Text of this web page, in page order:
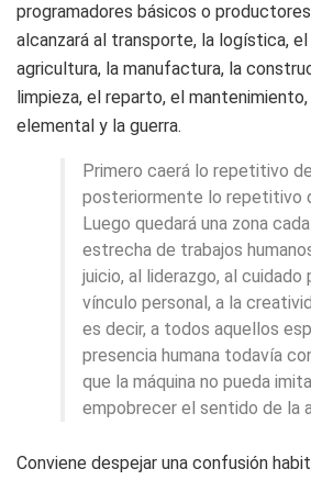
programadores básicos o
alcanzará al transporte, la logística,
agricultura, la manufactura, la
limpieza, el reparto, el
elemental y la guerra.
Primero caerá lo repetitivo
posteriormente lo repetitivo
Luego quedará una zona
estrecha de trabajos
juicio, al liderazgo, al cuidado
vínculo personal, a la
es decir, a todos aquellos
presencia humana todavía
que la máquina no pueda
empobrecer el sentido de la
Conviene despejar una confusión